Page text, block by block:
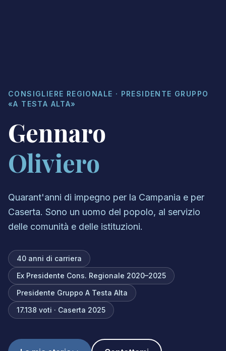
CONSIGLIERE REGIONALE · PRESIDENTE GRUPPO
«A TESTA ALTA»
Gennaro
Oliviero
Quarant'anni di impegno per la Campania e per
Caserta. Sono un uomo del popolo, al servizio
delle comunità e delle istituzioni.
40 anni di carriera
Ex Presidente Cons. Regionale 2020–2025
Presidente Gruppo A Testa Alta
17.138 voti · Caserta 2025